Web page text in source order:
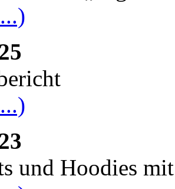
und Hoodies